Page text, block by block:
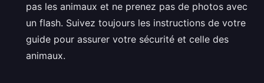
pas les animaux et ne prenez pas de photos avec
un flash. Suivez toujours les instructions de votre
guide pour assurer votre sécurité et celle des
animaux.